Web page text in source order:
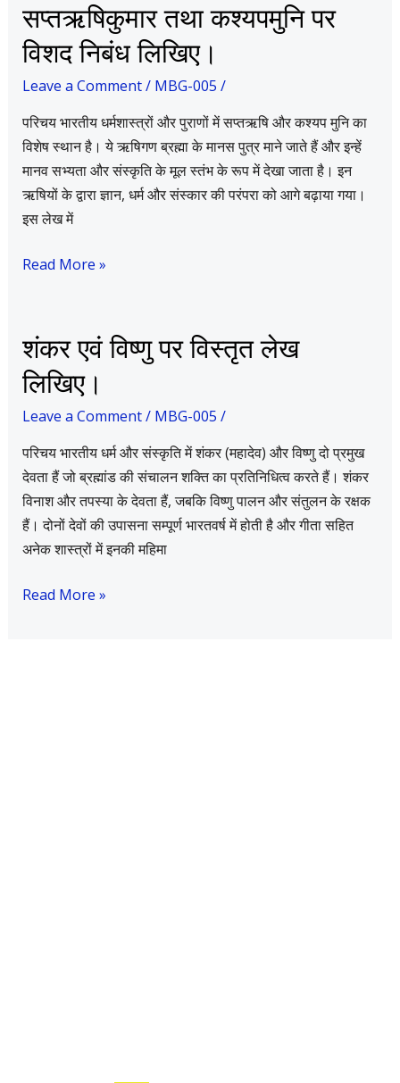
सप्तऋषिकुमार तथा कश्यपमुनि पर
विशद निबंध लिखिए।
Leave a Comment/ MBG-005 /
परिचय भारतीय धर्मशास्त्रों और पुराणों में सप्तऋषि और कश्यप मुनि का
विशेष स्थान है। ये ऋषिगण ब्रह्मा के मानस पुत्र माने जाते हैं और इन्हें
मानव सभ्यता और संस्कृति के मूल स्तंभ के रूप में देखा जाता है। इन
ऋषियों के द्वारा ज्ञान, धर्म और संस्कार की परंपरा को आगे बढ़ाया गया।
इस लेख में
सप्तऋषिकुमार
तथा
कश्यपमुनि
पर
निबंध
लिखिए।
Read More »
शंकर एवं विष्णु पर विस्तृत लेख
लिखिए।
Leave a Comment/ MBG-005 /
परिचय भारतीय धर्म और संस्कृति में शंकर (महादेव) और विष्णु दो प्रमुख
देवता हैं जो ब्रह्मांड की संचालन शक्ति का प्रतिनिधित्व करते हैं। शंकर
विनाश और तपस्या के देवता हैं, जबकि विष्णु पालन और संतुलन के रक्षक
हैं। दोनों देवों की उपासना सम्पूर्ण भारतवर्ष में होती है और गीता सहित
अनेक शास्त्रों में इनकी महिमा
शंकर
एवं
विष्णु
पर
लेख
लिखिए।
Read More »